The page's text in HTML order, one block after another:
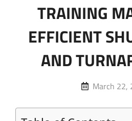
TRAINING
EFFICIENT
AND
Posted
March 22,